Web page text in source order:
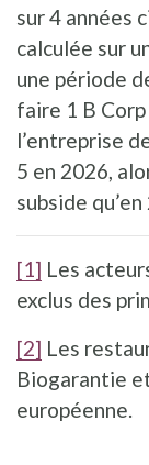
sur 4 années
calculée sur
une période
faire 1 B
l’entreprise
5 en 2026,
subside
[1] Les
exclus des
[2] Les
Biogarantie
européenne.